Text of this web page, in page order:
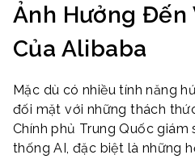
Ảnh Hưởng Đến
Của Alibaba
Mặc dù có nhiều tính năng
đối mặt với những thách
Chính phủ Trung Quốc
thống AI, đặc biệt là những